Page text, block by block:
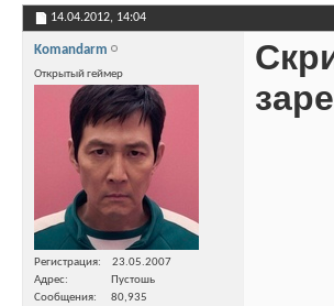
14.04.2012, 14:04
Komandarm
Открытый геймер
Регистрация
23.05.2007
Адрес
Пустошь
Сообщения
80,935